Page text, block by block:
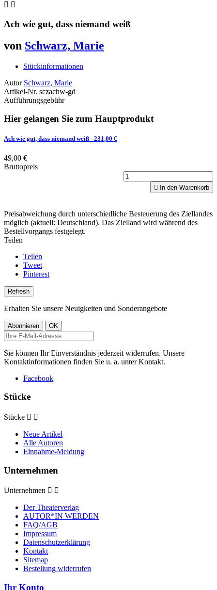
 
Ach wie gut, dass niemand weiß
von Schwarz, Marie
Stückinformationen
Autor Schwarz, Marie
Artikel-Nr. sczachw-gd
Aufführungsgebühr
Hier gelangen Sie zum Hauptprodukt
Ach wie gut, dass niemand weiß - 231,00 €
49,00 €
Bruttopreis
 In den Warenkorb
Preisabweichung durch unterschiedliche Besteuerung des Ziellandes
möglich (aktuell: Deutschland). Das Zielland wird während des
Bestellvorgangs festgelegt.
Teilen
Teilen
Tweet
Pinterest
Erhalten Sie unsere Neuigkeiten und Sonderangebote
Sie können Ihr Einverständnis jederzeit widerrufen. Unsere
Kontaktinformationen finden Sie u. a. unter Kontakt.
Facebook
Stücke
Stücke  
Neue Artikel
Alle Autoren
Einnahme-Meldung
Unternehmen
Unternehmen  
Der Theaterverlag
AUTOR*IN WERDEN
FAQ/AGB
Impressum
Datenschutzerklärung
Kontakt
Sitemap
Bestellung widerrufen
Ihr Konto